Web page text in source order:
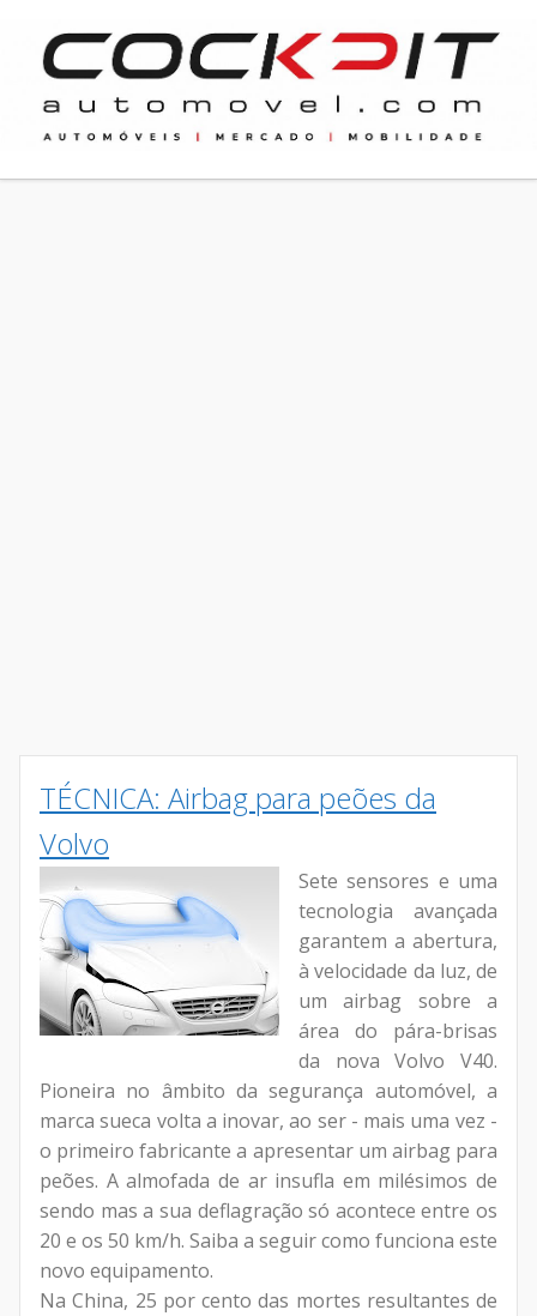
TÉCNICA: Airbag para peões da
Volvo
Sete sensores e uma
tecnologia avançada
garantem a abertura,
à velocidade da luz, de
um airbag sobre a
área do pára-brisas
da nova Volvo V40.
Pioneira no âmbito da segurança automóvel, a
marca sueca volta a inovar, ao ser - mais uma vez -
o primeiro fabricante a apresentar um airbag para
peões. A almofada de ar insufla em milésimos de
sendo mas a sua deflagração só acontece entre os
20 e os 50 km/h. Saiba a seguir como funciona este
novo equipamento.
Na China, 25 por cento das mortes resultantes de